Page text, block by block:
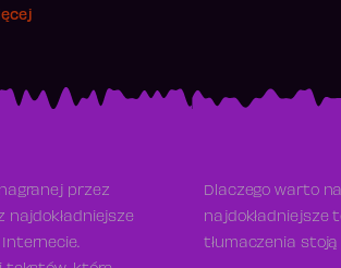
przez
najdokładniejsze
Dlaczego warto
najdokładniejsze
tłumaczenia stoją